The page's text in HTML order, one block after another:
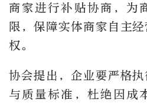
商家进行补贴协商，为
限，保障实体商家自主
权。
协会提出，企业要严格
与质量标准，杜绝因成